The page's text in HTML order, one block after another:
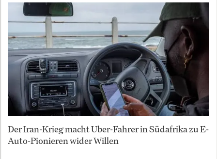
Der Iran-Krieg macht Uber-Fahrer in Südafrika zu E-
Auto-Pionieren wider Willen